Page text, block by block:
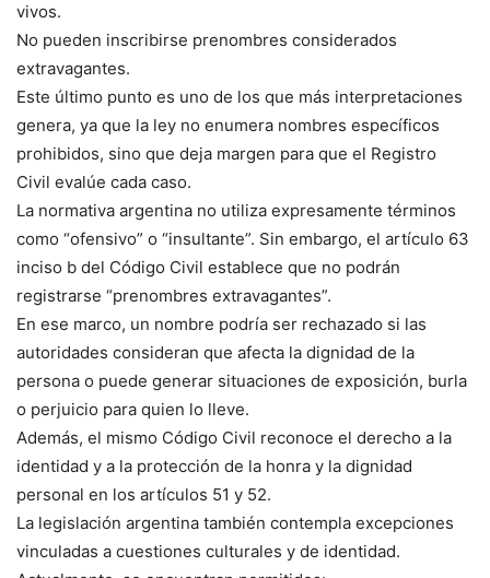
vivos.
No pueden inscribirse prenombres considerados
extravagantes.
Este último punto es uno de los que más interpretaciones
genera, ya que la ley no enumera nombres específicos
prohibidos, sino que deja margen para que el Registro
Civil evalúe cada caso.
La normativa argentina no utiliza expresamente términos
como “ofensivo” o “insultante”. Sin embargo, el artículo 63
inciso b del Código Civil establece que no podrán
registrarse “prenombres extravagantes”.
En ese marco, un nombre podría ser rechazado si las
autoridades consideran que afecta la dignidad de la
persona o puede generar situaciones de exposición, burla
o perjuicio para quien lo lleve.
Además, el mismo Código Civil reconoce el derecho a la
identidad y a la protección de la honra y la dignidad
personal en los artículos 51 y 52.
La legislación argentina también contempla excepciones
vinculadas a cuestiones culturales y de identidad.